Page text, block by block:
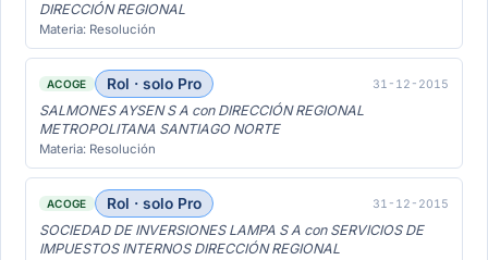
DIRECCIÓN REGIONAL
Materia: Resolución
ACOGE Rol · solo Pro 31-12-2015
SALMONES AYSEN S A con DIRECCIÓN REGIONAL
METROPOLITANA SANTIAGO NORTE
Materia: Resolución
ACOGE Rol · solo Pro 31-12-2015
SOCIEDAD DE INVERSIONES LAMPA S A con SERVICIOS DE
IMPUESTOS INTERNOS DIRECCIÓN REGIONAL